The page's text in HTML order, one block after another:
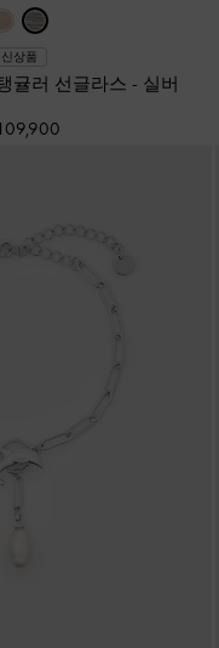
신상품
귤러 선글라스 - 실버